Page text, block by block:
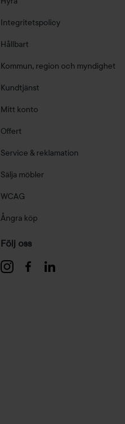
Integritetspolicy
Hållbart
Kommun, region och myndighet
Kundtjänst
Mitt konto
Offert
Service & reklamation
Sälja möbler
WCAG
Ångra köp
Följ oss